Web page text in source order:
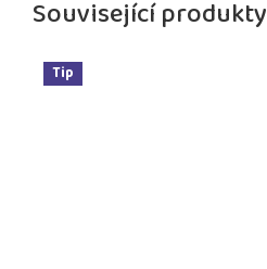
Související produkty
Tip